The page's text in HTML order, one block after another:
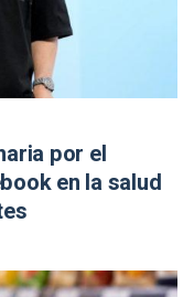
por el
en la salud